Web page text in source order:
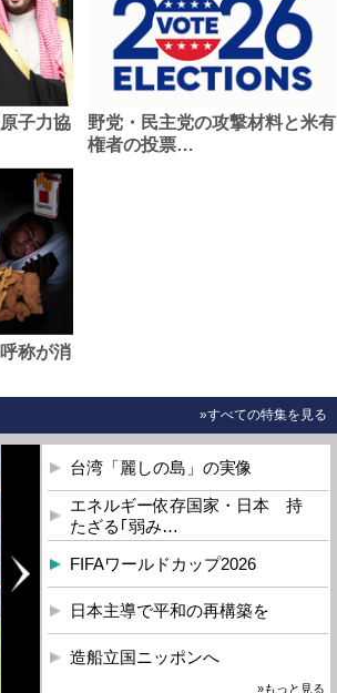
子力協
野党・民主党の攻撃材料と米有
権者の投票…
称が消
»すべての特集を見る
台湾「麗しの島」の実像
エネルギー依存国家・日本 持
たざる｢弱み…
FIFAワールドカップ2026
日本主導で平和の再構築を
造船立国ニッポンへ
»もっと見る